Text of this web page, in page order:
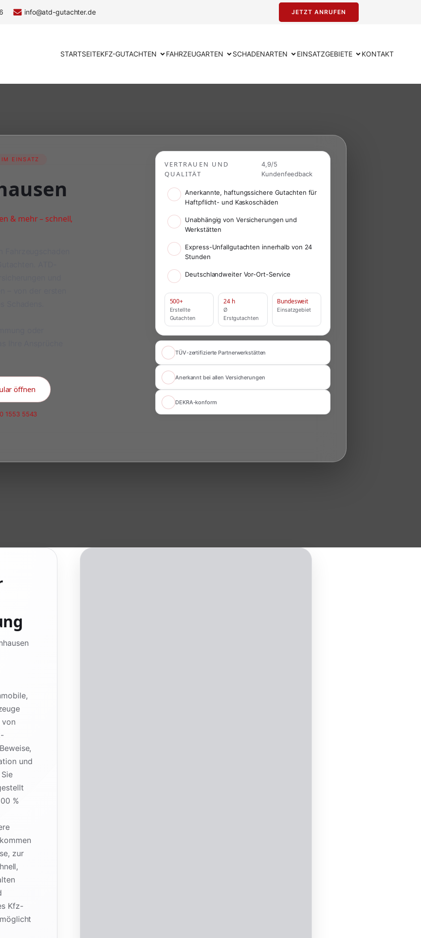
info@atd-gutachter.de JETZT ANRUFEN
STARTSEITEKFZ-GUTACHTEN FAHRZEUGARTEN SCHADENARTEN EINSATZGEBIETE KONTAKT
EINSATZ
& mehr – schnell,
öffnen
1553 5543
VERTRAUEN UND
QUALITÄT
4,9/5
Kundenfeedback
Anerkannte, haftungssichere Gutachten für
Haftpflicht- und Kaskoschäden
Unabhängig von Versicherungen und
Werkstätten
Express-Unfallgutachten innerhalb von 24
Stunden
Deutschlandweiter Vor-Ort-Service
500+
Erstellte
Gutachten
24 h
Ø
Erstgutachten
Bundesweit
Einsatzgebiet
TÜV-zertifizierte Partnerwerkstätten
Anerkannt bei allen Versicherungen
DEKRA-konform
von
und
%
zur
Kfz-